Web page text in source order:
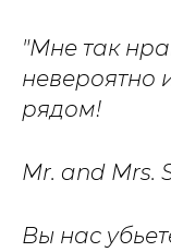
"Мне так
невероятно
рядом!
Mr. and Mrs.
Вы нас